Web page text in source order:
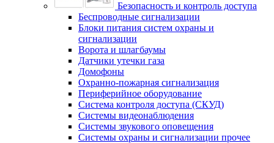
Безопасность и контроль доступа
Беспроводные сигнализации
Блоки питания систем охраны и
сигнализации
Ворота и шлагбаумы
Датчики утечки газа
Домофоны
Охранно-пожарная сигнализация
Периферийное оборудование
Система контроля доступа (СКУД)
Системы видеонаблюдения
Системы звукового оповещения
Системы охраны и сигнализации прочее